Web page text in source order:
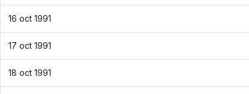
16 oct 1991
17 oct 1991
18 oct 1991